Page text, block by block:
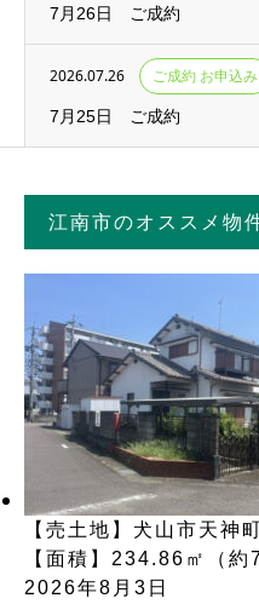
7月26日 ご成約
2026.07.26 ご成約 お申込み
7月25日 ご成約
江南市のオススメ物
【売土地】犬山市天神
【面積】234.86㎡（約
2026年8月3日